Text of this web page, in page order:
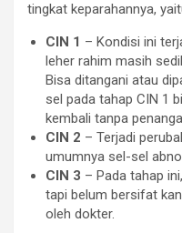
tingkat keparahannya,
CIN 1 – Kondisi ini
leher rahim masih
Bisa ditangani atau
sel pada tahap CIN 1
kembali tanpa
CIN 2 – Terjadi
umumnya sel-sel
CIN 3 – Pada tahap
tapi belum bersifat
oleh dokter.